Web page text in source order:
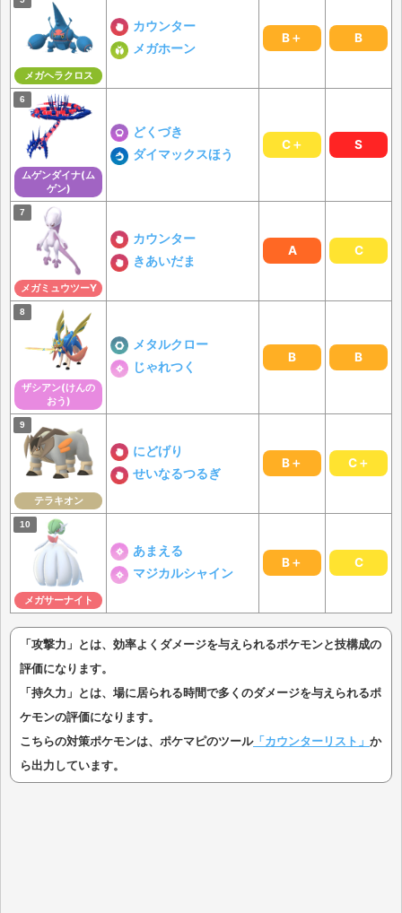
メガヘラクロス
カウンター
メガホーン
B＋ B
ムゲンダイナ(ム
ゲン)
どくづき
ダイマックスほう
C＋ S
メガミュウツーY
カウンター
きあいだま
A C
ザシアン(けんの
おう)
メタルクロー
じゃれつく
B B
テラキオン
にどげり
せいなるつるぎ
B＋ C＋
メガサーナイト
あまえる
マジカルシャイン
B＋ C
「攻撃力」とは、効率よくダメージを与えられるポケモンと技構成の
評価になります。
「持久力」とは、場に居られる時間で多くのダメージを与えられるポ
ケモンの評価になります。
こちらの対策ポケモンは、ポケマピのツール「カウンターリスト」 か
ら出力しています。